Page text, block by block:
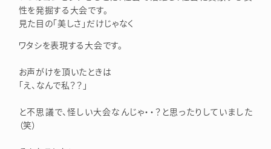
性を発掘する大会です。
見た目の「美しさ」だけじゃなく
ワタシを表現する大会です。
お声がけを頂いたときは
「え、なんで私？？」
と不思議で、怪しい大会なんじゃ・・？と思ったりしていました
（笑）